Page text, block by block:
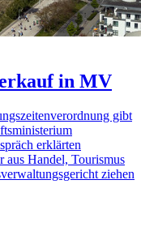
in MV
gibt
erklärten
aus Handel, Tourismus
ziehen